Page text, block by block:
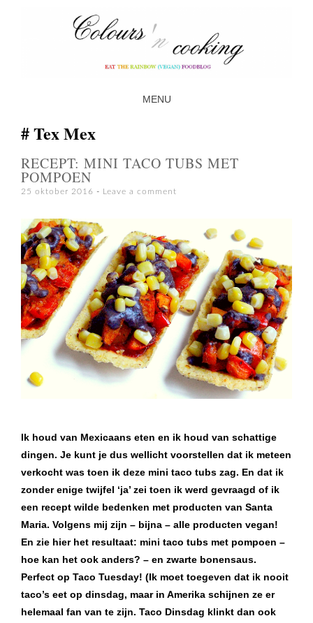
MENU
Tex Mex
RECEPT: MINI TACO TUBS MET
POMPOEN
25 oktober 2016 Leave a comment
Ik houd van Mexicaans eten en ik houd van schattige
dingen. Je kunt je dus wellicht voorstellen dat ik meteen
verkocht was toen ik deze mini taco tubs zag. En dat ik
zonder enige twijfel ‘ja’ zei toen ik werd gevraagd of ik
een recept wilde bedenken met producten van Santa
Maria. Volgens mij zijn – bijna – alle producten vegan!
En zie hier het resultaat: mini taco tubs met pompoen –
hoe kan het ook anders? – en zwarte bonensaus.
Perfect op Taco Tuesday! (Ik moet toegeven dat ik nooit
taco’s eet op dinsdag, maar in Amerika schijnen ze er
helemaal fan van te zijn. Taco Dinsdag klinkt dan ook